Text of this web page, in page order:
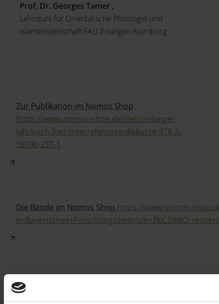
Prof. Dr. Georges Tamer ,
Lehrstuhl für Orientalische Philologie und
Islamwissenschaft FAU Erlangen-Nürnberg
Zur Publikation im Nomos Shop
https://www.nomos-shop.de/de/p/erlanger-
jahrbuch-fuer-interreligioese-diskurse-978-3-
98740-237-1
Die Bände im Nomos Shop https://www.nomos-
Diesen Beitrag teilen: